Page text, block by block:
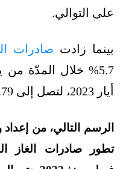
على التوالي.
بينما زادت صادرات
5.7% خلال المدّة من
أيار 2023، لتصل إلى 174.79 مليون طن.
الرسم التالي، من
تطور صادرات الغاز